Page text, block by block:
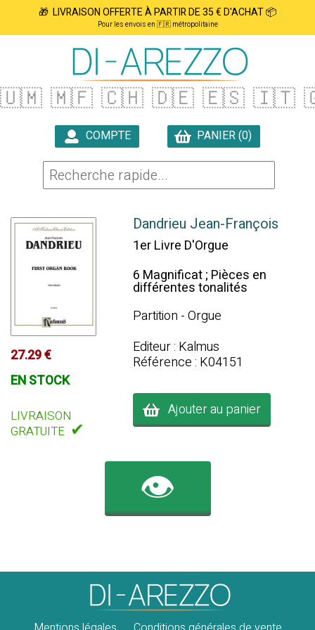
🎁 LIVRAISON OFFERTE À PARTIR DE 35 € D'ACHAT 📦
Pour les envois en 🇫🇷 métropolitaine
🇺🇲 🇲🇫 🇨🇭 🇩🇪 🇪🇸 🇮🇹
COMPTE
PANIER (0)
27.29 €
EN STOCK
LIVRAISON
GRATUITE ✔
Dandrieu Jean-François
1er Livre D'Orgue
6 Magnificat ; Pièces en
différentes tonalités
Partition - Orgue
Editeur : Kalmus
Référence : K04151
Ajouter au panier
👁️